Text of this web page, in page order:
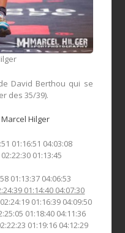
David Berthou qui se
des 35/39).
Marcel Hilger
01:16:51 04:03:08
01:13:45
01:13:37 04:06:53
01:14:40 04:07:30
01:16:39 04:09:50
01:18:40 04:11:36
01:19:16 04:12:29